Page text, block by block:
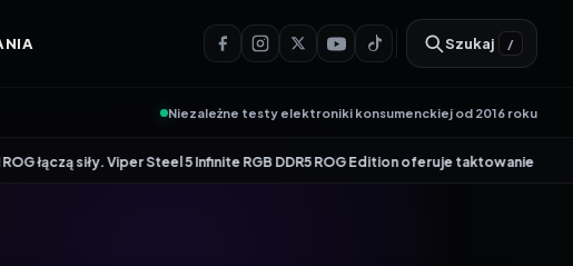
Szukaj /
Niezależne testy elektroniki konsumenckiej od 2016 roku
Steel 5 Infinite RGB DDR5 ROG Edition oferuje taktowanie do 8600 MT/s•Genesis